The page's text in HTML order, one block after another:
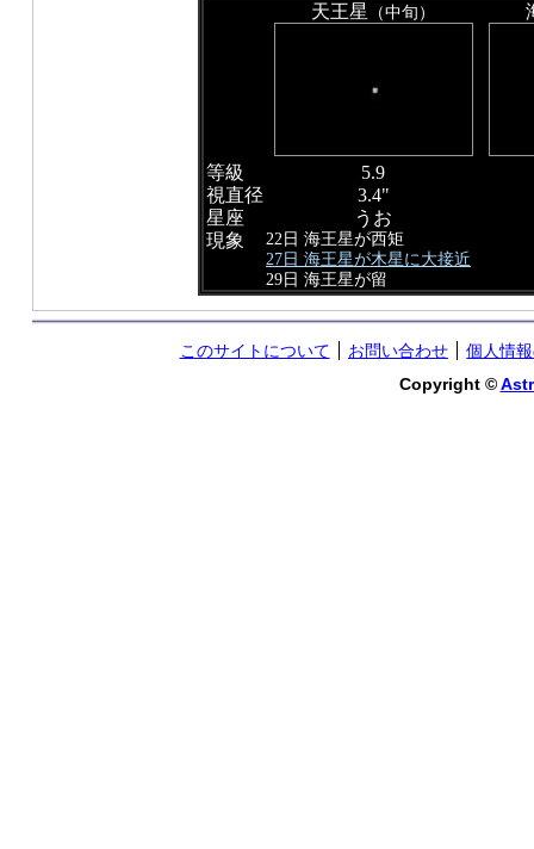
天王星 （中旬）
等級
5.9
視直径
3.4"
星座
うお
現象
22日 海王星が西矩
27日 海王星が木星に大接近
29日 海王星が留
このサイトについて お問い合わせ
個人情
Copyright ©